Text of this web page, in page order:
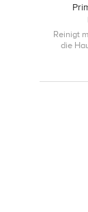
Reinigt
die